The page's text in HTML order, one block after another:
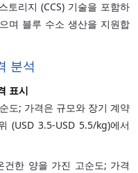
토리지 (CCS) 기술을 포함하
며 블루 수소 생산을 지원합
분석
표시
도; 가격은 규모와 장기 계약
(USD 3.5-USD 5.5/kg)에서
한 양을 가진 고순도; 가격